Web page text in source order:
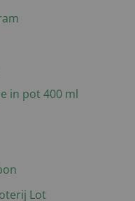
in pot 400 ml
Lot